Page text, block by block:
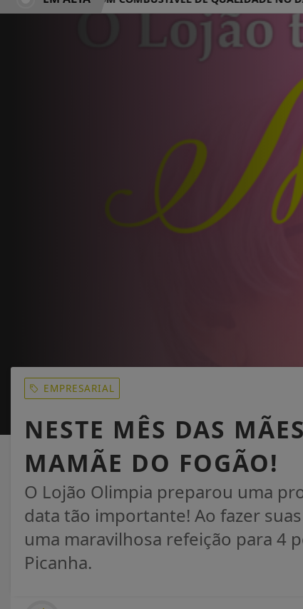
EMPRESARIAL
NESTE MÊS DAS
MAMÃE DO FOGÃO!
O Lojão Olimpia preparou uma
data tão importante! Ao fazer
uma maravilhosa refeição para 4
Picanha.